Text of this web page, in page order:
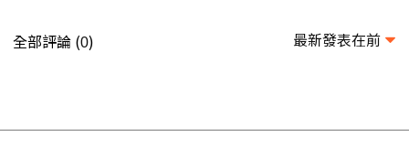
全部評論 (0) 最新發表在前